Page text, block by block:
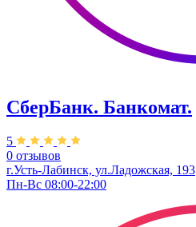
СберБанк. Банкомат.
5
0 отзывов
г.Усть-Лабинск, ул.​​Ладожская, 193
Пн-Вс 08:00-22:00